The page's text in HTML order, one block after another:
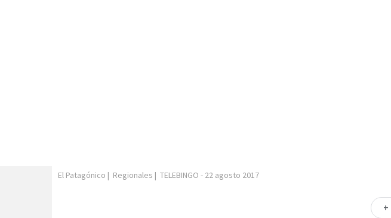
El Patagónico | Regionales | TELEBINGO - 22 agosto 2017
+